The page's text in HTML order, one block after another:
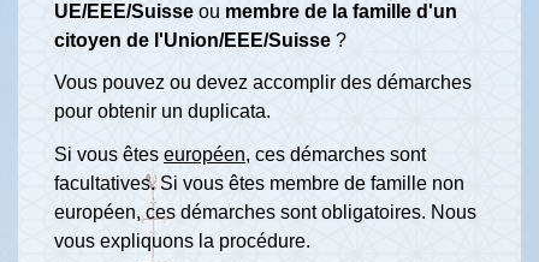
UE/EEE/Suisse ou membre de la famille d'un
citoyen de l'Union/EEE/Suisse ?
Vous pouvez ou devez accomplir des démarches
pour obtenir un duplicata.
Si vous êtes européen, ces démarches sont
facultatives. Si vous êtes membre de famille non
européen, ces démarches sont obligatoires. Nous
vous expliquons la procédure.